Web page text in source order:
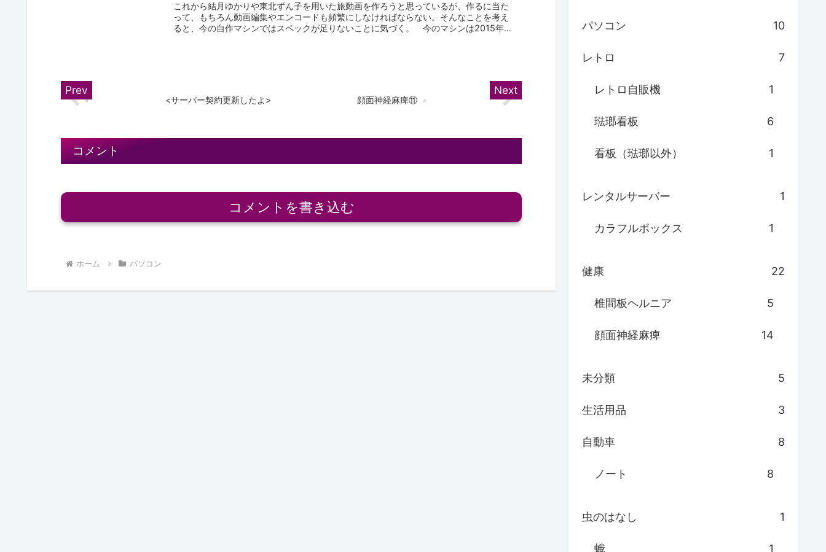
これから結月ゆかりや東北ずん子を用いた旅動画を作ろうと思っているが、作るに当た
って、もちろん動画編集やエンコードも頻繁にしなければならない。そんなことを考え
ると、今の自作マシンではスペックが足りないことに気づく。 今のマシンは2015年1
<サーバー契約更新したよ> 顔面神経麻痺⑪
コメント
コメントを書き込む
ホーム パソコン
パソコン 10
レトロ 7
レトロ自販機 1
琺瑯看板 6
看板（琺瑯以外） 1
レンタルサーバー 1
カラフルボックス 1
健康 22
椎間板ヘルニア 5
顔面神経麻痺 14
未分類 5
生活用品 3
自動車 8
ノート 8
虫のはなし 1
蛾 1